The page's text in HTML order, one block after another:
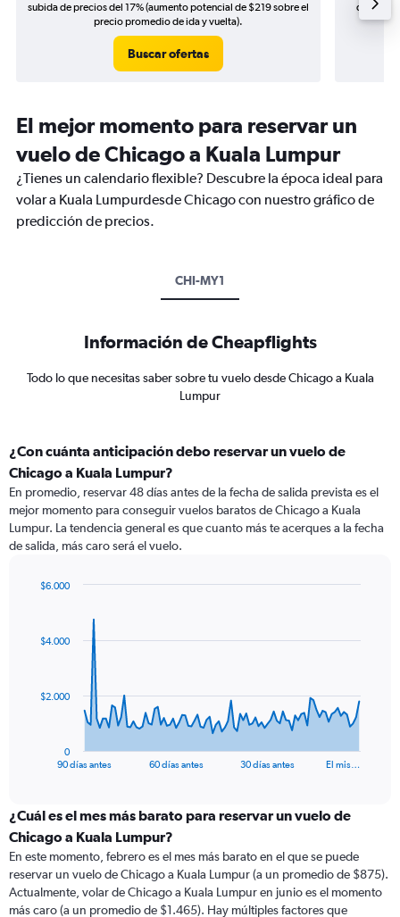
subida de precios del 17% (aumento potencial de $219 sobre el
precio promedio de ida y vuelta).
Buscar ofertas
de
El mejor momento para reservar un
vuelo de Chicago a Kuala Lumpur
¿Tienes un calendario flexible? Descubre la época ideal para
volar a Kuala Lumpurdesde Chicago con nuestro gráfico de
predicción de precios.
CHI-MY1
Información de Cheapflights
Todo lo que necesitas saber sobre tu vuelo desde Chicago a Kuala
Lumpur
¿Con cuánta anticipación debo reservar un vuelo de
Chicago a Kuala Lumpur?
En promedio, reservar 48 días antes de la fecha de salida prevista es el
mejor momento para conseguir vuelos baratos de Chicago a Kuala
Lumpur. La tendencia general es que cuanto más te acerques a la fecha
de salida, más caro será el vuelo.
data
The
categories.
Range:
categories.
The
chart
90 días antes 60 días antes 30 días antes El mis…
0
$2.000
$4.000
$6.000
¿Cuál es el mes más barato para reservar un vuelo de
Chicago a Kuala Lumpur?
En este momento, febrero es el mes más barato en el que se puede
reservar un vuelo de Chicago a Kuala Lumpur (a un promedio de $875).
Actualmente, volar de Chicago a Kuala Lumpur en junio es el momento
más caro (a un promedio de $1.465). Hay múltiples factores que